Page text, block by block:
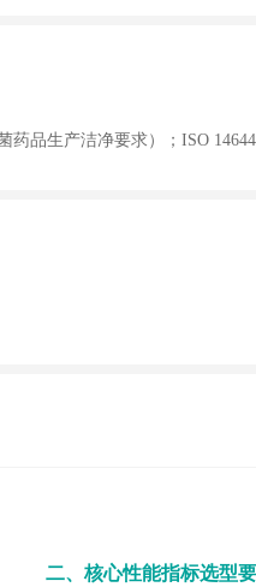
药品生产洁净要求）；ISO
二、核心性能指标选型